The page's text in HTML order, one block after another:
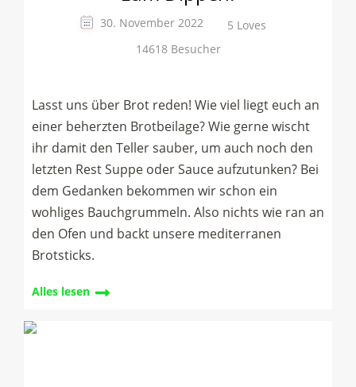
30. November 2022
5 Loves
14618 Besucher
Lasst uns über Brot reden! Wie viel liegt euch an
einer beherzten Brotbeilage? Wie gerne wischt
ihr damit den Teller sauber, um auch noch den
letzten Rest Suppe oder Sauce aufzutunken? Bei
dem Gedanken bekommen wir schon ein
wohliges Bauchgrummeln. Also nichts wie ran an
den Ofen und backt unsere mediterranen
Brotsticks.
Alles lesen